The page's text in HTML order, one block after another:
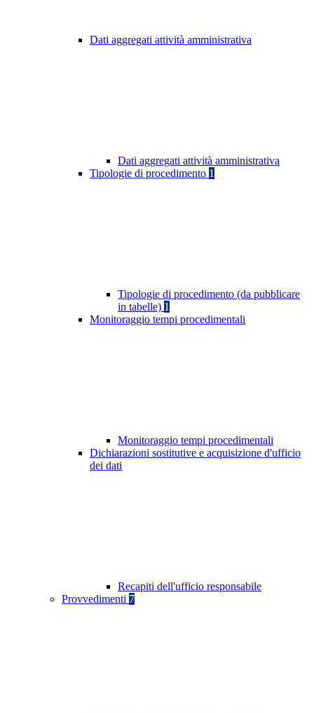
Dati aggregati attività amministrativa
Dati aggregati attività amministrativa
Tipologie di procedimento 1
Tipologie di procedimento (da pubblicare
in tabelle) 1
Monitoraggio tempi procedimentali
Monitoraggio tempi procedimentali
Dichiarazioni sostitutive e acquisizione d'ufficio
dei dati
Recapiti dell'ufficio responsabile
Provvedimenti 7